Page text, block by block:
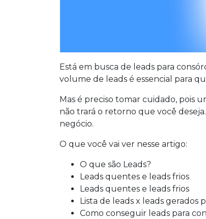
Está em busca de leads para
volume de leads é essencial para
Mas é preciso tomar cuidado, pois
não trará o retorno que você
negócio.
O que você vai ver nesse artigo:
O que são Leads?
Leads quentes e leads frios
Leads quentes e leads frios
Lista de leads x leads gerados
Como conseguir leads para